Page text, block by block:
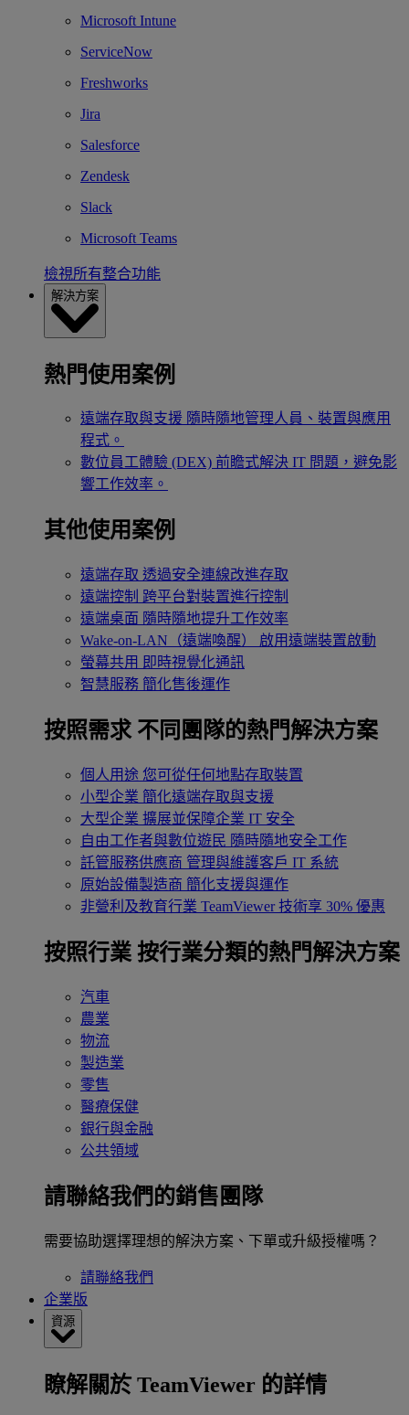
Microsoft Intune
ServiceNow
Freshworks
Jira
Salesforce
Zendesk
Slack
Microsoft Teams
檢視所有整合功能
解決方案
熱門使用案例
遠端存取與支援 隨時隨地管理人員、裝置與應用
程式。
數位員工體驗 (DEX) 前瞻式解決 IT 問題，避免影
響工作效率。
其他使用案例
遠端存取 透過安全連線改進存取
遠端控制 跨平台對裝置進行控制
遠端桌面 隨時隨地提升工作效率
Wake-on-LAN（遠端喚醒）
啟用遠端裝置啟動
螢幕共用 即時視覺化通訊
智慧服務 簡化售後運作
按照需求 不同團隊的熱門解決方案
個人用途 您可從任何地點存取裝置
小型企業 簡化遠端存取與支援
大型企業 擴展並保障企業 IT 安全
自由工作者與數位遊民 隨時隨地安全工作
託管服務供應商 管理與維護客戶 IT 系統
原始設備製造商 簡化支援與運作
非營利及教育行業 TeamViewer 技術享 30% 優惠
按照行業 按行業分類的熱門解決方案
汽車
農業
物流
製造業
零售
醫療保健
銀行與金融
公共領域
請聯絡我們的銷售團隊
需要協助選擇理想的解決方案、下單或升級授權嗎？
請聯絡我們
企業版
資源
瞭解關於 TeamViewer 的詳情